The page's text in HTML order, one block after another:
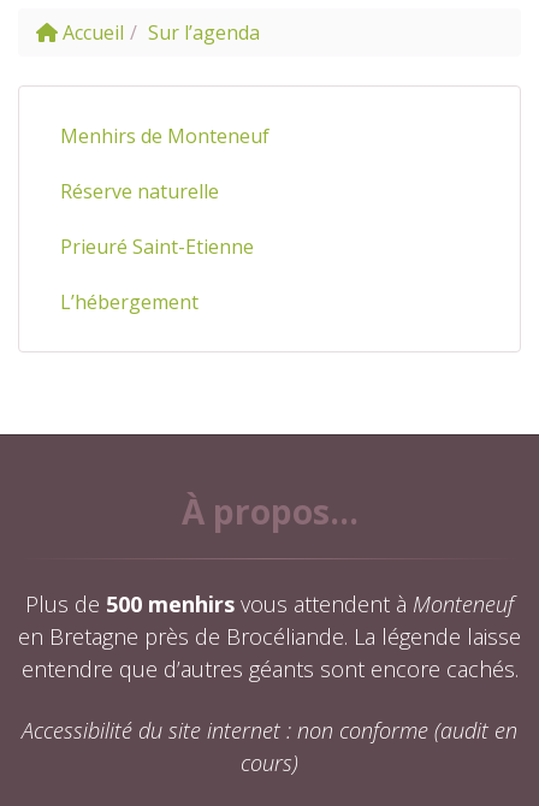
Accueil Sur l’agenda
Menhirs de Monteneuf
Réserve naturelle
Prieuré Saint-Etienne
L’hébergement
À propos...
Plus de 500 menhirs vous attendent à Monteneuf
en Bretagne près de Brocéliande. La légende laisse
entendre que d’autres géants sont encore cachés.
Accessibilité du site internet : non conforme (audit en
cours)